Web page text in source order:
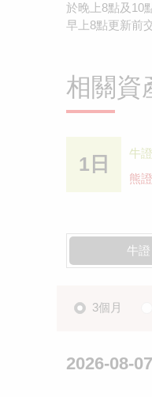
於晚上8點及10
早上8點更新前
相關資
1日 牛證
熊證
牛證
3個月
2026-08-07